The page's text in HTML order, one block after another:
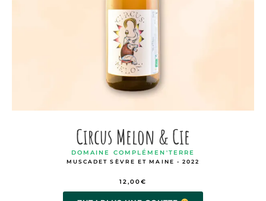
Circus Melon & Cie
DOMAINE COMPLÉMEN'TERRE
MUSCADET SÈVRE ET MAINE - 2022
12,00€